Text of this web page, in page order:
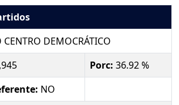
CENTRO DEMOCRÁTICO
Porc: 36.92 %
NO